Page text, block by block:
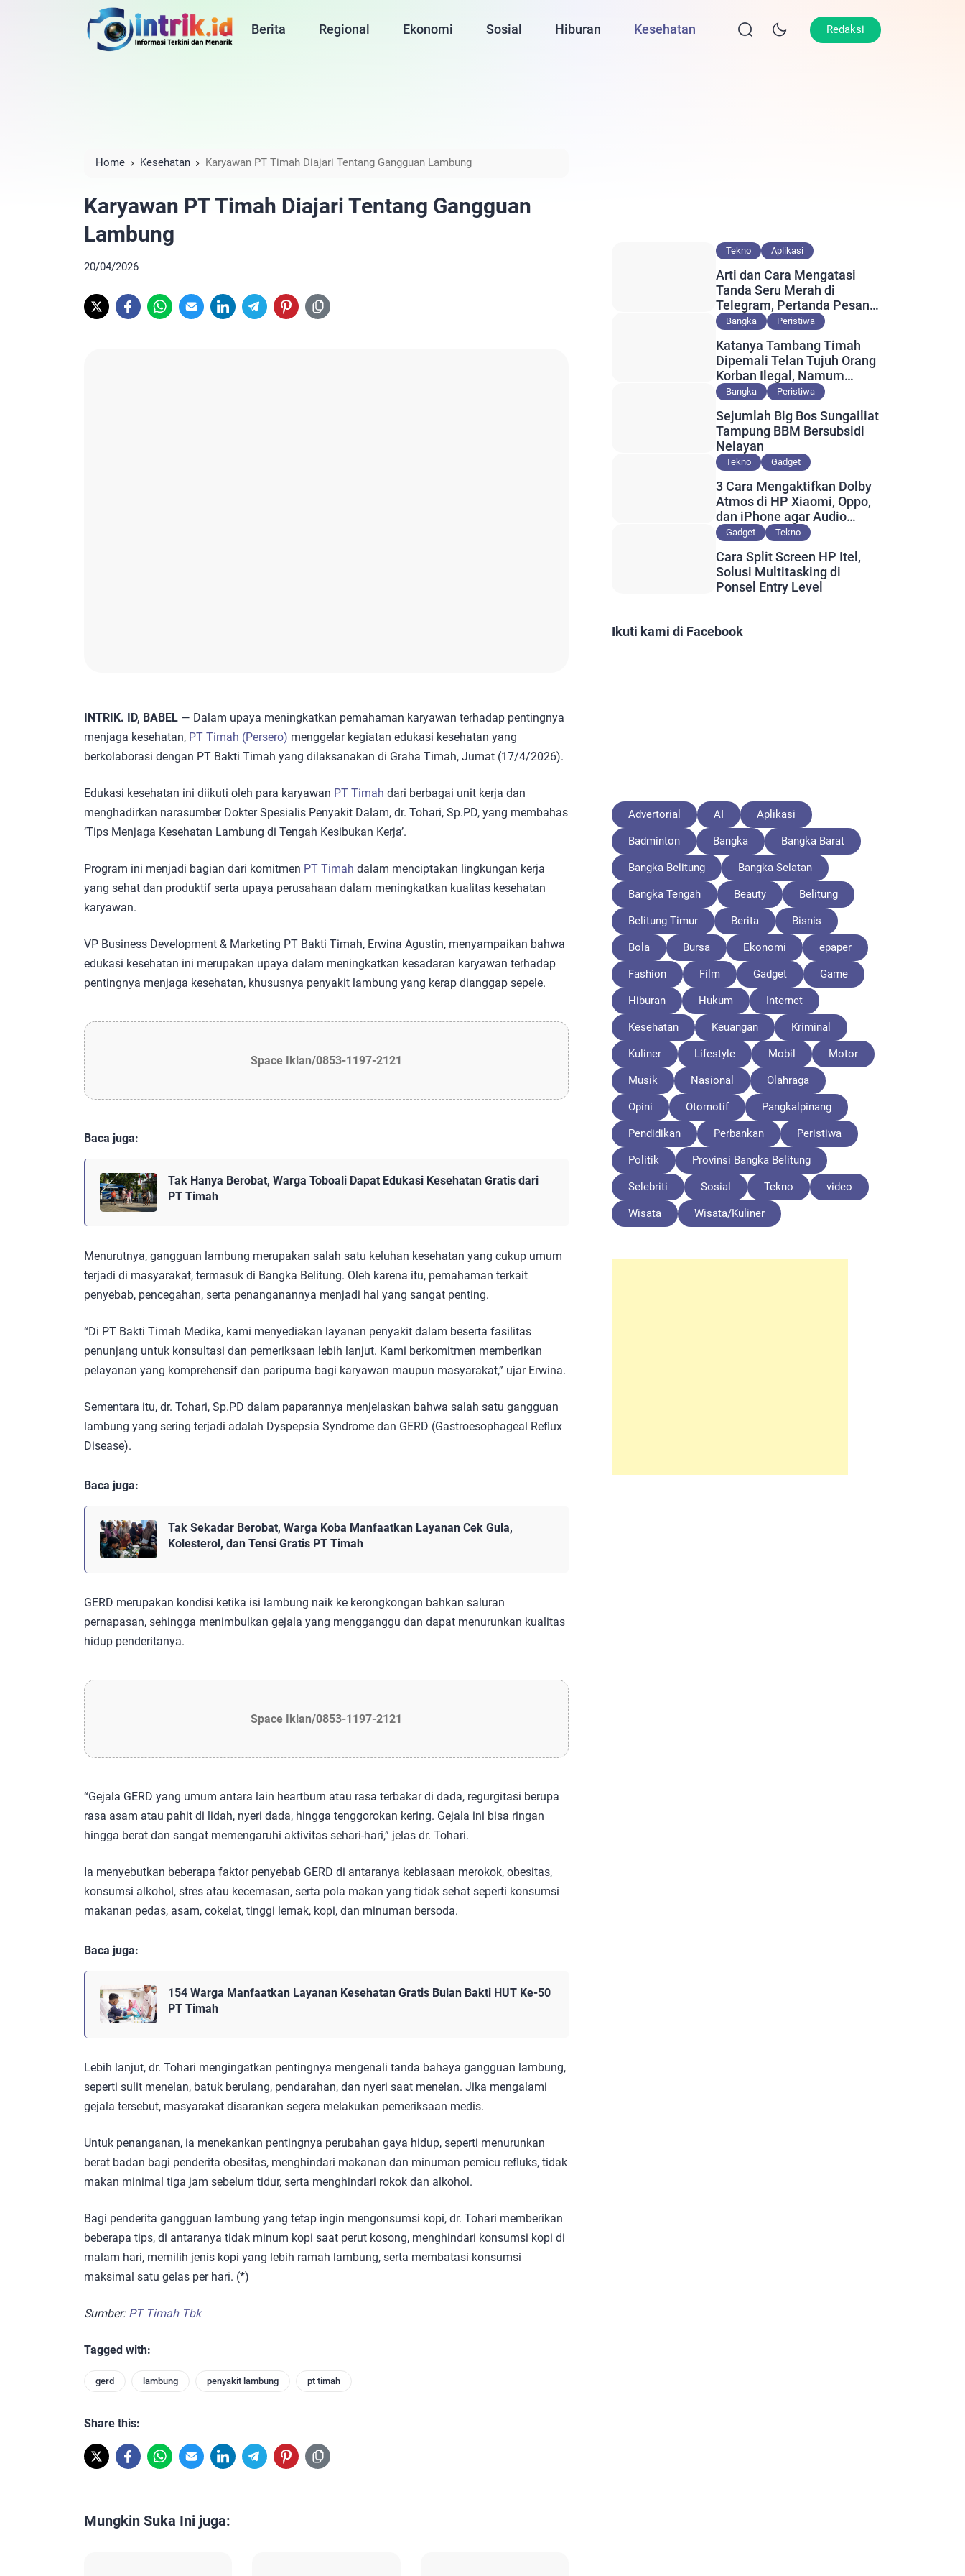
Berita Regional Ekonomi Sosial Hiburan Kesehatan Lifestyle Olahraga
Redaksi
Home Kesehatan Karyawan PT Timah Diajari Tentang Gangguan Lambung
Karyawan PT Timah Diajari Tentang Gangguan
Lambung
20/04/2026
INTRIK. ID, BABEL — Dalam upaya meningkatkan pemahaman karyawan terhadap pentingnya
menjaga kesehatan, PT Timah (Persero) menggelar kegiatan edukasi kesehatan yang
berkolaborasi dengan PT Bakti Timah yang dilaksanakan di Graha Timah, Jumat (17/4/2026).
Edukasi kesehatan ini diikuti oleh para karyawan PT Timah dari berbagai unit kerja dan
menghadirkan narasumber Dokter Spesialis Penyakit Dalam, dr. Tohari, Sp.PD, yang membahas
‘Tips Menjaga Kesehatan Lambung di Tengah Kesibukan Kerja’.
Program ini menjadi bagian dari komitmen PT Timah dalam menciptakan lingkungan kerja
yang sehat dan produktif serta upaya perusahaan dalam meningkatkan kualitas kesehatan
karyawan.
VP Business Development & Marketing PT Bakti Timah, Erwina Agustin, menyampaikan bahwa
edukasi kesehatan ini merupakan upaya dalam meningkatkan kesadaran karyawan terhadap
pentingnya menjaga kesehatan, khususnya penyakit lambung yang kerap dianggap sepele.
Space Iklan/0853-1197-2121
Baca juga:
Tak Hanya Berobat, Warga Toboali Dapat Edukasi Kesehatan Gratis dari
PT Timah
Menurutnya, gangguan lambung merupakan salah satu keluhan kesehatan yang cukup umum
terjadi di masyarakat, termasuk di Bangka Belitung. Oleh karena itu, pemahaman terkait
penyebab, pencegahan, serta penanganannya menjadi hal yang sangat penting.
“Di PT Bakti Timah Medika, kami menyediakan layanan penyakit dalam beserta fasilitas
penunjang untuk konsultasi dan pemeriksaan lebih lanjut. Kami berkomitmen memberikan
pelayanan yang komprehensif dan paripurna bagi karyawan maupun masyarakat,” ujar Erwina.
Sementara itu, dr. Tohari, Sp.PD dalam paparannya menjelaskan bahwa salah satu gangguan
lambung yang sering terjadi adalah Dyspepsia Syndrome dan GERD (Gastroesophageal Reflux
Disease).
Baca juga:
Tak Sekadar Berobat, Warga Koba Manfaatkan Layanan Cek Gula,
Kolesterol, dan Tensi Gratis PT Timah
GERD merupakan kondisi ketika isi lambung naik ke kerongkongan bahkan saluran
pernapasan, sehingga menimbulkan gejala yang mengganggu dan dapat menurunkan kualitas
hidup penderitanya.
Space Iklan/0853-1197-2121
“Gejala GERD yang umum antara lain heartburn atau rasa terbakar di dada, regurgitasi berupa
rasa asam atau pahit di lidah, nyeri dada, hingga tenggorokan kering. Gejala ini bisa ringan
hingga berat dan sangat memengaruhi aktivitas sehari-hari,” jelas dr. Tohari.
Ia menyebutkan beberapa faktor penyebab GERD di antaranya kebiasaan merokok, obesitas,
konsumsi alkohol, stres atau kecemasan, serta pola makan yang tidak sehat seperti konsumsi
makanan pedas, asam, cokelat, tinggi lemak, kopi, dan minuman bersoda.
Baca juga:
154 Warga Manfaatkan Layanan Kesehatan Gratis Bulan Bakti HUT Ke-50
PT Timah
Lebih lanjut, dr. Tohari mengingatkan pentingnya mengenali tanda bahaya gangguan lambung,
seperti sulit menelan, batuk berulang, pendarahan, dan nyeri saat menelan. Jika mengalami
gejala tersebut, masyarakat disarankan segera melakukan pemeriksaan medis.
Untuk penanganan, ia menekankan pentingnya perubahan gaya hidup, seperti menurunkan
berat badan bagi penderita obesitas, menghindari makanan dan minuman pemicu refluks, tidak
makan minimal tiga jam sebelum tidur, serta menghindari rokok dan alkohol.
Bagi penderita gangguan lambung yang tetap ingin mengonsumsi kopi, dr. Tohari memberikan
beberapa tips, di antaranya tidak minum kopi saat perut kosong, menghindari konsumsi kopi di
malam hari, memilih jenis kopi yang lebih ramah lambung, serta membatasi konsumsi
maksimal satu gelas per hari. (*)
Sumber: PT Timah Tbk
Tagged with:
gerd lambung penyakit lambung pt timah
Share this:
Mungkin Suka Ini juga:
Tekno Aplikasi
Arti dan Cara Mengatasi
Tanda Seru Merah di
Telegram, Pertanda Pesan
Gagal Terkirim?
Bangka Peristiwa
Katanya Tambang Timah
Dipemali Telan Tujuh Orang
Korban Ilegal, Namum
Muncul Slip Pembayaran
Bangka Peristiwa
Sejumlah Big Bos Sungailiat
Tampung BBM Bersubsidi
Nelayan
Tekno Gadget
3 Cara Mengaktifkan Dolby
Atmos di HP Xiaomi, Oppo,
dan iPhone agar Audio
Lebih Maksimal
Gadget Tekno
Cara Split Screen HP Itel,
Solusi Multitasking di
Ponsel Entry Level
Ikuti kami di Facebook
Advertorial AI Aplikasi
Badminton Bangka Bangka Barat
Bangka Belitung Bangka Selatan
Bangka Tengah Beauty Belitung
Belitung Timur Berita Bisnis
Bola Bursa Ekonomi epaper
Fashion Film Gadget Game
Hiburan Hukum Internet
Kesehatan Keuangan Kriminal
Kuliner Lifestyle Mobil Motor
Musik Nasional Olahraga
Opini Otomotif Pangkalpinang
Pendidikan Perbankan Peristiwa
Politik Provinsi Bangka Belitung
Selebriti Sosial Tekno video
Wisata Wisata/Kuliner